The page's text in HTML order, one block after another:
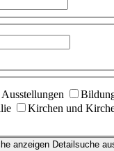
Ausstellungen
Kirchen und
anzeigen Detailsuche